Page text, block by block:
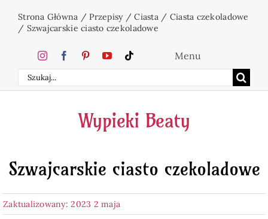
zawartości
Strona Główna /Przepisy/Ciasta/ Ciasta czekoladowe
/ Szwajcarskie ciasto czekoladowe
Szukaj
Menu
Home
Ciasta
Desery
Wypieki Beaty
Szwajcarskie ciasto czekoladowe
Zaktualizowany: 2023 2 maja